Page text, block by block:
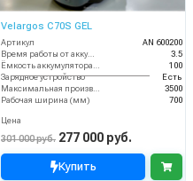
Velargos C70S GEL
Артикул
AN 600200
Время работы от аккумуляторов (ч)
3.5
100
Зарядное устройство
Есть
3500
Рабочая ширина (мм)
700
Цена
301 000 руб. 277 000 руб.
Купить